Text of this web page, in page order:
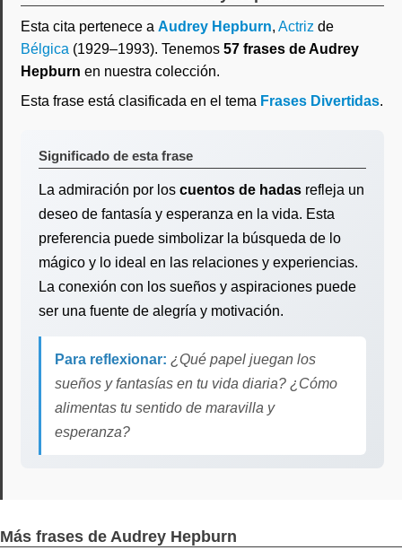
Esta cita pertenece a Audrey Hepburn, Actriz de
Bélgica (1929–1993). Tenemos 57 frases de Audrey
Hepburn en nuestra colección.
Esta frase está clasificada en el tema Frases Divertidas.
Significado de esta frase
La admiración por los cuentos de hadas refleja un
deseo de fantasía y esperanza en la vida. Esta
preferencia puede simbolizar la búsqueda de lo
mágico y lo ideal en las relaciones y experiencias.
La conexión con los sueños y aspiraciones puede
ser una fuente de alegría y motivación.
Para reflexionar: ¿Qué papel juegan los
sueños y fantasías en tu vida diaria? ¿Cómo
alimentas tu sentido de maravilla y
esperanza?
Más frases de Audrey Hepburn